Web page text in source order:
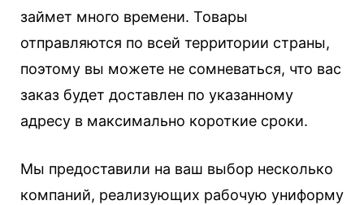
займет много времени. Товары
отправляются по всей территории страны,
поэтому вы можете не сомневаться, что вас
заказ будет доставлен по указанному
адресу в максимально короткие сроки.
Мы предоставили на ваш выбор несколько
компаний, реализующих рабочую униформу